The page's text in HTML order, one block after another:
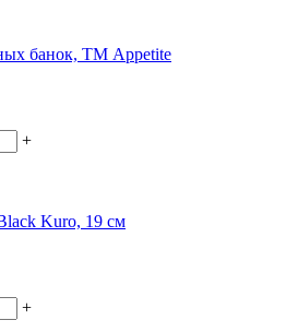
банок, ТМ Appetite
+
Kuro, 19 см
+